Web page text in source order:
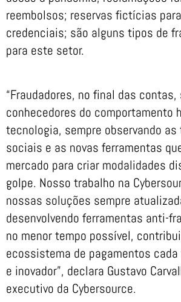
reembolsos; reservas fictícias
credenciais; são alguns tipos de
para este setor.
“Fraudadores, no final das
conhecedores do comportamento
tecnologia, sempre observando
sociais e as novas ferramentas
mercado para criar modalidades
golpe. Nosso trabalho na
nossas soluções sempre
desenvolvendo ferramentas anti-
no menor tempo possível,
ecossistema de pagamentos
e inovador”, declara Gustavo
executivo da Cybersource.